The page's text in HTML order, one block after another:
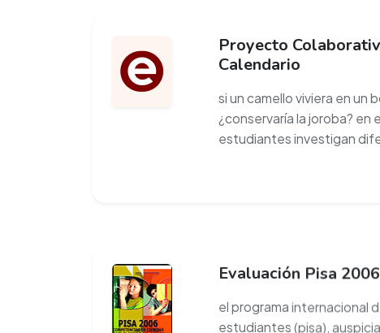
Proyecto
Calendario
si un camello viviera en un
¿conservaría la joroba?
estudiantes investigan
Evaluación Pisa 2006
el programa internacional
estudiantes (pisa),